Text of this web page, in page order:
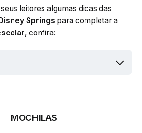
leitores algumas dicas das
Disney Springs para completar a
, confira:
MOCHILAS